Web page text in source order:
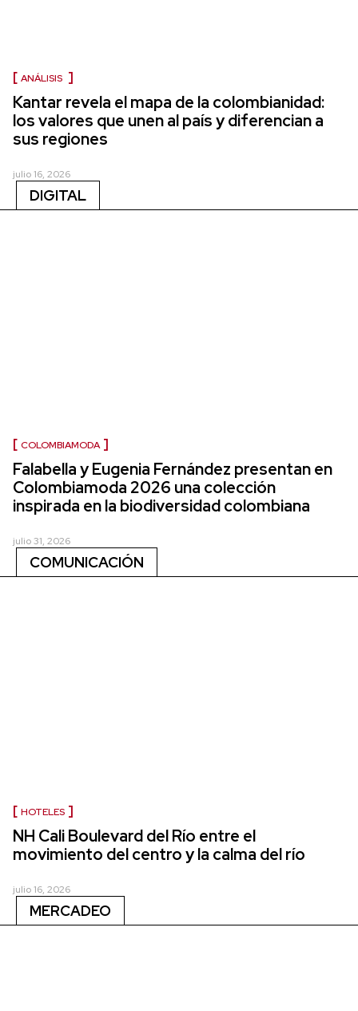
ANÁLISIS
Kantar revela el mapa de la colombianidad:
los valores que unen al país y diferencian a
sus regiones
julio 16, 2026
DIGITAL
COLOMBIAMODA
Falabella y Eugenia Fernández presentan en
Colombiamoda 2026 una colección
inspirada en la biodiversidad colombiana
julio 31, 2026
COMUNICACIÓN
HOTELES
NH Cali Boulevard del Río entre el
movimiento del centro y la calma del río
julio 16, 2026
MERCADEO